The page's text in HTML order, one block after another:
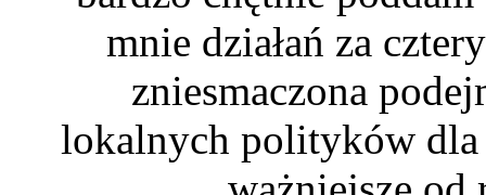
mnie działań za
zniesmaczona
lokalnych polityków dla